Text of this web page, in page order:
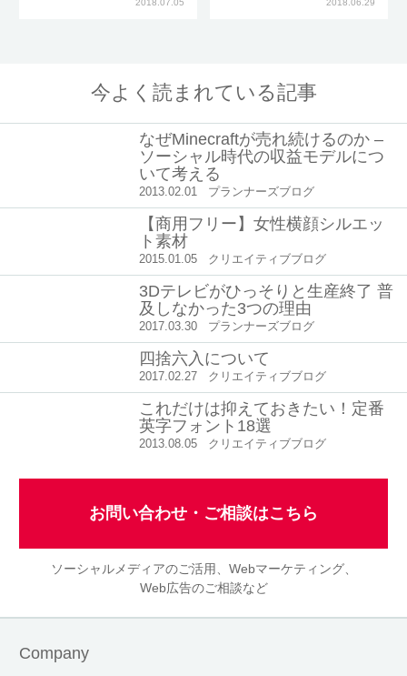
2018.07.05
2018.06.29
今よく読まれている記事
なぜMinecraftが売れ続けるのか –
ソーシャル時代の収益モデルにつ
いて考える
2013.02.01 プランナーズブログ
【商用フリー】女性横顔シルエッ
ト素材
2015.01.05 クリエイティブブログ
3Dテレビがひっそりと生産終了 普
及しなかった3つの理由
2017.03.30 プランナーズブログ
四捨六入について
2017.02.27 クリエイティブブログ
これだけは抑えておきたい！定番
英字フォント18選
2013.08.05 クリエイティブブログ
お問い合わせ・ご相談はこちら
ソーシャルメディアのご活用、Webマーケティング、
Web広告のご相談など
Company